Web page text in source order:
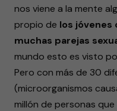
nos viene a la mente
propio de los jóvenes
muchas parejas
mundo esto es visto
Pero con más de 30
(microorganismos
millón de personas